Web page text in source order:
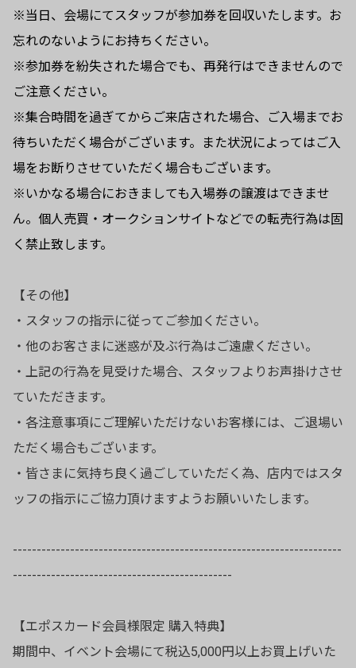
※当日、会場にてスタッフが参加券を回収いたします。お
忘れのないようにお持ちください。
※参加券を紛失された場合でも、再発行はできませんので
ご注意ください。
※集合時間を過ぎてからご来店された場合、ご入場までお
待ちいただく場合がございます。また状況によってはご入
場をお断りさせていただく場合もございます。
※いかなる場合におきましても入場券の譲渡はできませ
ん。個人売買・オークションサイトなどでの転売行為は固
く禁止致します。
【その他】
・スタッフの指示に従ってご参加ください。
・他のお客さまに迷惑が及ぶ行為はご遠慮ください。
・上記の行為を見受けた場合、スタッフよりお声掛けさせ
ていただきます。
・各注意事項にご理解いただけないお客様には、ご退場い
ただく場合もございます。
・皆さまに気持ち良く過ごしていただく為、店内ではスタ
ッフの指示にご協力頂けますようお願いいたします。
---------------------------------------------------------------------
----------------------------------------------
【エポスカード会員様限定 購入特典】
期間中、イベント会場にて税込5,000円以上お買上げいた